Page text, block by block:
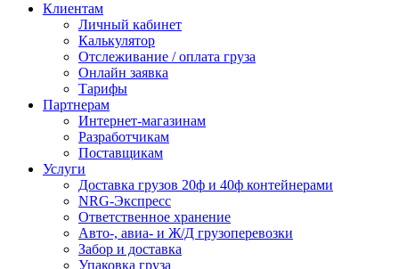
Клиентам
Личный кабинет
Калькулятор
Отслеживание / оплата груза
Онлайн заявка
Тарифы
Партнерам
Интернет-магазинам
Разработчикам
Поставщикам
Услуги
Доставка грузов 20ф и 40ф контейнерами
NRG-Экспресс
Ответственное хранение
Авто-, авиа- и Ж/Д грузоперевозки
Забор и доставка
Упаковка груза